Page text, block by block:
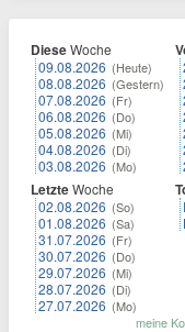
DieseWoche
09.08.2026 (Heute)
08.08.2026 (Gestern)
07.08.2026 (Fr)
06.08.2026 (Do)
05.08.2026 (Mi)
04.08.2026 (Di)
03.08.2026 (Mo)
LetzteWoche
02.08.2026 (So)
01.08.2026 (Sa)
31.07.2026 (Fr)
30.07.2026 (Do)
29.07.2026 (Mi)
28.07.2026 (Di)
27.07.2026 (Mo)
meine